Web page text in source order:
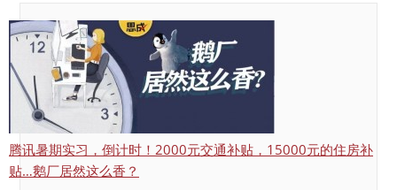
腾讯暑期实习，倒计时！2000元交通补贴，15000元的住房补
贴…鹅厂居然这么香？